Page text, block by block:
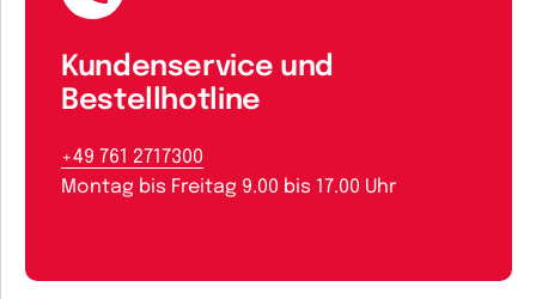
Kundenservice und
Bestellhotline
+49 761 2717300
Montag bis Freitag 9.00 bis 17.00 Uhr